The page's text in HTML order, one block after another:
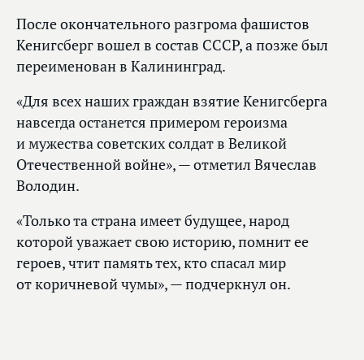
После окончательного разгрома фашистов
Кенигсберг вошел в состав СССР, а позже был
переименован в Калининград.
«Для всех наших граждан взятие Кенигсберга
навсегда останется примером героизма
и мужества советских солдат в Великой
Отечественной войне», — отметил Вячеслав
Володин.
«Только та страна имеет будущее, народ
которой уважает свою историю, помнит ее
героев, чтит память тех, кто спасал мир
от коричневой чумы», — подчеркнул он.